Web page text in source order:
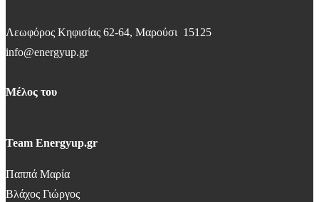
Λεωφόρος Κηφισίας 62-64, Μαρούσι 15125
info@energyup.gr
Μέλος του
Team Energyup.gr
Παππά Μαρία
Βλάχος Γιώργος